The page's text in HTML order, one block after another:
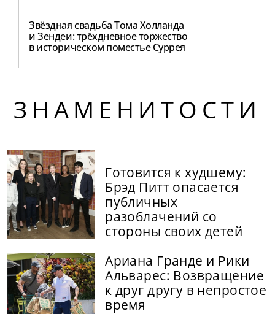
Звёздная свадьба Тома Холланда
и Зендеи: трёхдневное торжество
в историческом поместье Суррея
ЗНАМЕНИТОСТИ
Готовится к худшему:
Брэд Питт опасается
публичных
разоблачений со
стороны своих детей
Ариана Гранде и Рики
Альварес: Возвращение
к друг другу в непростое
время